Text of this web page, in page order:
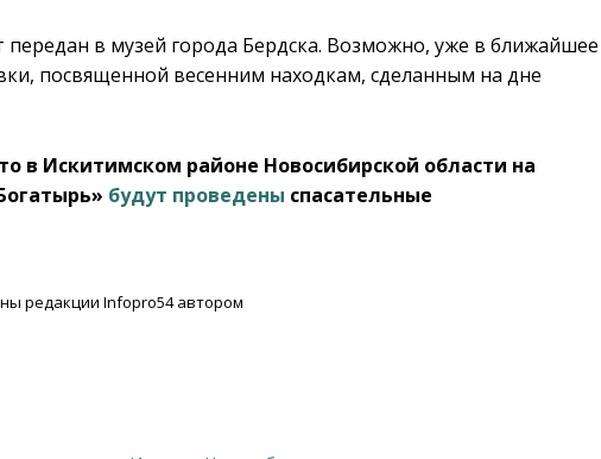
в музей города Бердска. Возможно, уже в ближайшее
посвященной весенним находкам, сделанным на дне
в Искитимском районе Новосибирской области на
будут проведены спасательные
редакции Infopro54 автором